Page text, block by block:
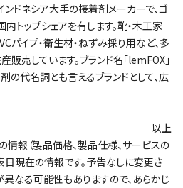
ンドネシア大手の接着剤メーカーで、ゴ
トップシェアを有します。靴・木工家
パイプ・衛生材・ねずみ採り用など、多
売しています。ブランド名「lemFOX」
の代名詞とも言えるブランドとして、広
以上
情報（製品価格、製品仕様、サービスの
日現在の情報です。予告なしに変更さ
なる可能性もありますので、あらかじ